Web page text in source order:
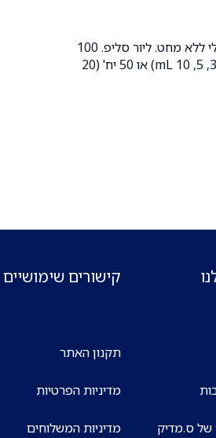
הוספה לעגלה
מזרק סטרילי ללא מחט. ליור סליפ. 100
יח' (1, 2.5, 3, 5, 10 mL) או 50 יח' (20
של ס.מדיק
קישורים שימושיים
תקנון האתר
מדיניות הפרטיות
מדיניות המשלוחים